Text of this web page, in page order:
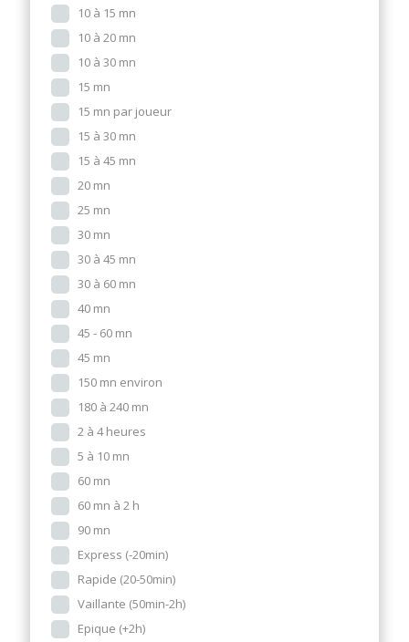
10 à 15 mn
10 à 20 mn
10 à 30 mn
15 mn
15 mn par joueur
15 à 30 mn
15 à 45 mn
20 mn
25 mn
30 mn
30 à 45 mn
30 à 60 mn
40 mn
45 - 60 mn
45 mn
150 mn environ
180 à 240 mn
2 à 4 heures
5 à 10 mn
60 mn
60 mn à 2 h
90 mn
Express (-20min)
Rapide (20-50min)
Vaillante (50min-2h)
Epique (+2h)